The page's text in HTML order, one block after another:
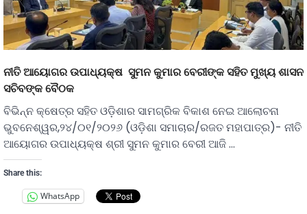
ନୀତି ଆୟୋଗର ଉପାଧ୍ୟକ୍ଷ ସୁମନ କୁମାର ବେରୀଙ୍କ ସହିତ ମୁଖ୍ୟ ଶାସନ
ସଚିବଙ୍କ ବୈଠକ
ବିଭିନ୍ନ କ୍ଷେତ୍ର ସହିତ ଓଡ଼ିଶାର ସାମଗ୍ରିକ ବିକାଶ ନେଇ ଆଲୋଚନା
ଭୁବନେଶ୍ୱର,୨୪/୦୧/୨୦୨୬ (ଓଡ଼ିଶା ସମାଚାର/ରଜତ ମହାପାତ୍ର)- ନୀତି
ଆୟୋଗର ଉପାଧ୍ୟକ୍ଷ ଶ୍ରୀ ସୁମନ କୁମାର ବେରୀ ଆଜି …
Share this:
WhatsApp